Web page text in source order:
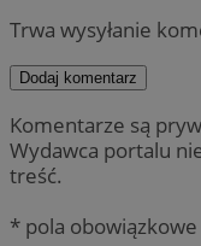
Trwa wysyłanie
Dodaj komentarz
Komentarze są
Wydawca portalu
treść.
* pola obowiązkowe